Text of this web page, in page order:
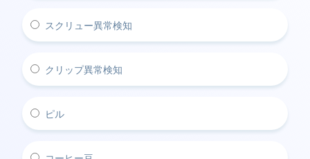
スクリュー異常検知
クリップ異常検知
ピル